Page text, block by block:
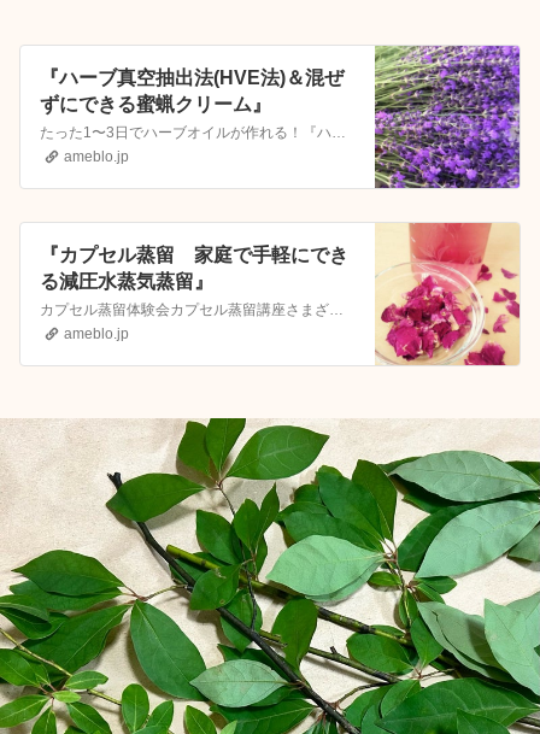
『ハーブ真空抽出法(HVE法)＆混ぜ
ずにできる蜜蝋クリーム』
たった1〜3日でハーブオイルが作れる！『ハーブ真空抽出法(HVEオイル) ＆混ぜずにできる蜜蝋クリーム』◉ハーブ真空抽出法(HVEオイル/HVEチンキ)◉ミツ…
ameblo.jp
『カプセル蒸留 家庭で手軽にでき
る減圧水蒸気蒸留』
カプセル蒸留体験会カプセル蒸留講座さまざまなカプセル蒸留(減圧水蒸気蒸留・減圧蒸留・超音波減圧蒸留・抗酸化蒸留)とCS水蒸気蒸留が体験できる芳香植物蒸留研究サ…
ameblo.jp